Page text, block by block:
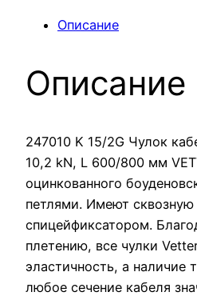
Описание
Описание
247010 K 15/2G Чулок
10,2 kN, L 600/800 мм
оцинкованного
петлями. Имеют
спицейфиксатором.
плетению, все чулки
эластичность, а наличие
любое сечение кабеля